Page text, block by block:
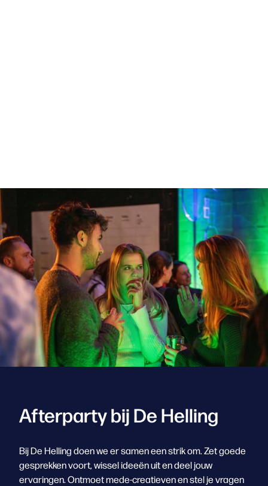
Afterparty bij De Helling
Bij De Helling doen we er samen een strik om. Zet goede
gesprekken voort, wissel ideeën uit en deel jouw
ervaringen. Ontmoet mede-creatieven en stel je vragen